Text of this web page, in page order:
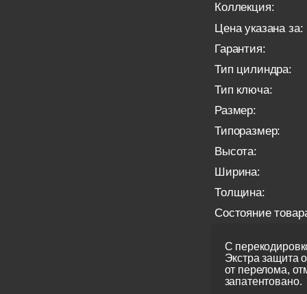
Коллекция:
Цена указана за:
Гарантия:
Тип цилиндра:
Тип ключа:
Размер:
Типоразмер:
Высота:
Ширина:
Толщина:
Состояние
С
Экстра защита
от перелома,
запатентовано.